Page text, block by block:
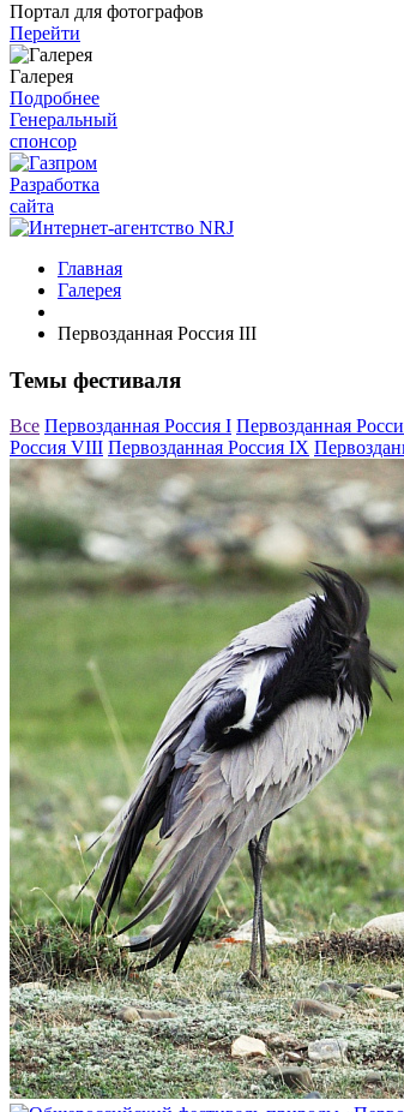
Портал для фотографов
Перейти
Галерея
Подробнее
Генеральный
спонсор
Разработка
сайта
Главная
Галерея
Первозданная Россия III
Темы фестиваля
Все Первозданная Россия I Первозданная
Россия VIII Первозданная Россия IX